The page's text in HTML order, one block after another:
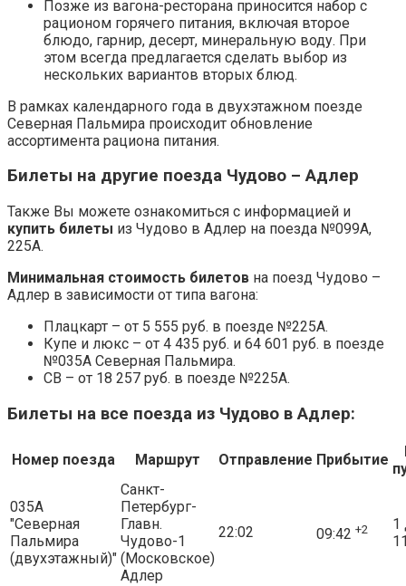
Позже из вагона-ресторана приносится набор с
рационом горячего питания, включая второе
блюдо, гарнир, десерт, минеральную воду. При
этом всегда предлагается сделать выбор из
нескольких вариантов вторых блюд.
В рамках календарного года в двухэтажном поезде
Северная Пальмира происходит обновление
ассортимента рациона питания.
Билеты на другие поезда Чудово – Адлер
Также Вы можете ознакомиться с информацией и
купить билеты из Чудово в Адлер на поезда №099А,
225А.
Минимальная стоимость билетов на поезд Чудово –
Адлер в зависимости от типа вагона:
Плацкарт – от 5 555 руб. в поезде №225А.
Купе и люкс – от 4 435 руб. и 64 601 руб. в поезде
№035А Северная Пальмира.
СВ – от 18 257 руб. в поезде №225А.
Билеты на все поезда из Чудово в Адлер:
Номер поезда Маршрут Отправление Прибытие
035А
"Северная
Пальмира
(двухэтажный)"
Санкт-
Петербург-
Главн.
Чудово-1
(Московское)
Адлер
22:02 09:42 +2
1